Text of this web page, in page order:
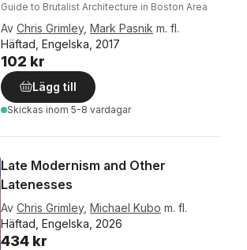
Guide to Brutalist Architecture in Boston Area
Av Chris Grimley, Mark Pasnik m. fl.
Häftad, Engelska, 2017
102 kr
Lägg till
Skickas inom 5-8 vardagar
Late Modernism and Other
Latenesses
Av Chris Grimley, Michael Kubo m. fl.
Häftad, Engelska, 2026
434 kr